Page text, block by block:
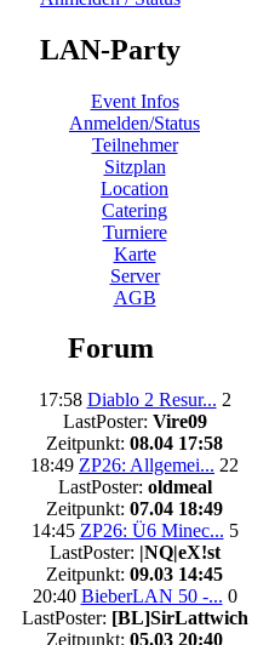
LAN-Party
Event Infos
Anmelden/Status
Teilnehmer
Sitzplan
Location
Catering
Turniere
Karte
Server
AGB
Forum
17:58 Diablo 2 Resur... 2
LastPoster: Vire09
Zeitpunkt: 08.04 17:58
18:49 ZP26: Allgemei... 22
LastPoster: oldmeal
Zeitpunkt: 07.04 18:49
14:45 ZP26: Ü6 Minec... 5
LastPoster: |NQ|eX!st
Zeitpunkt: 09.03 14:45
20:40 BieberLAN 50 -... 0
LastPoster: [BL]SirLattwich
Zeitpunkt: 05.03 20:40